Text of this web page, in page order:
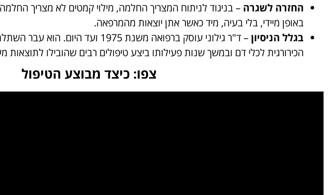
החזרה לשגרה – בניגוד לניתוח המצריך החלמה, מילוי קמטים לא מצריך
באופן מיידי, בלי בעיה, מיד כאשר אתן יוצאות מהמרפאה.
בגלל הניסיון
– ד"ר גילוני עוסק ברפואה משנת 1975
הכירורגית לכלי דם ובמשך שנות פעילותו ביצע טיפולים רבים שהובילו לתוצאות
צפו: כיצד מבוצע הטיפול